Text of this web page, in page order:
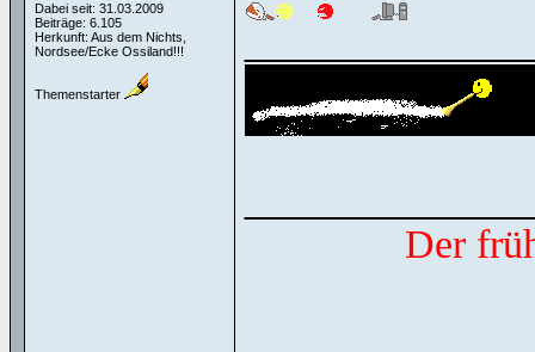
Dabei seit: 31.03.2009
Beiträge: 6.105
Herkunft: Aus dem Nichts,
Nordsee/Ecke Ossiland!!!
Themenstarter
Der